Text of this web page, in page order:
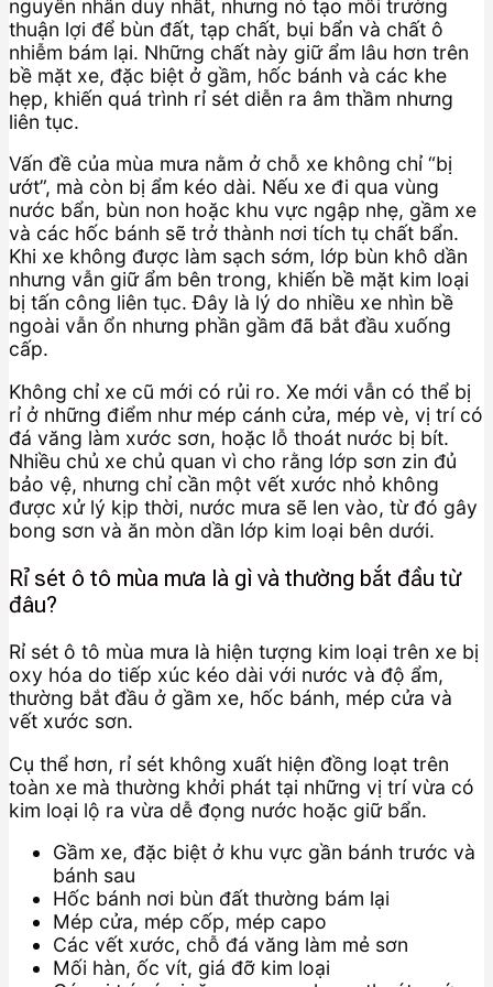
nguyên nhân duy nhất, nhưng nó tạo môi trường
thuận lợi để bùn đất, tạp chất, bụi bẩn và chất ô
nhiễm bám lại. Những chất này giữ ẩm lâu hơn trên
bề mặt xe, đặc biệt ở gầm, hốc bánh và các khe
hẹp, khiến quá trình rỉ sét diễn ra âm thầm nhưng
liên tục.
Vấn đề của mùa mưa nằm ở chỗ xe không chỉ “bị
ướt”, mà còn bị ẩm kéo dài. Nếu xe đi qua vùng
nước bẩn, bùn non hoặc khu vực ngập nhẹ, gầm xe
và các hốc bánh sẽ trở thành nơi tích tụ chất bẩn.
Khi xe không được làm sạch sớm, lớp bùn khô dần
nhưng vẫn giữ ẩm bên trong, khiến bề mặt kim loại
bị tấn công liên tục. Đây là lý do nhiều xe nhìn bề
ngoài vẫn ổn nhưng phần gầm đã bắt đầu xuống
cấp.
Không chỉ xe cũ mới có rủi ro. Xe mới vẫn có thể bị
rỉ ở những điểm như mép cánh cửa, mép vè, vị trí có
đá văng làm xước sơn, hoặc lỗ thoát nước bị bít.
Nhiều chủ xe chủ quan vì cho rằng lớp sơn zin đủ
bảo vệ, nhưng chỉ cần một vết xước nhỏ không
được xử lý kịp thời, nước mưa sẽ len vào, từ đó gây
bong sơn và ăn mòn dần lớp kim loại bên dưới.
Rỉ sét ô tô mùa mưa là gì và thường bắt đầu từ
đâu?
Rỉ sét ô tô mùa mưa là hiện tượng kim loại trên xe bị
oxy hóa do tiếp xúc kéo dài với nước và độ ẩm,
thường bắt đầu ở gầm xe, hốc bánh, mép cửa và
vết xước sơn.
Cụ thể hơn, rỉ sét không xuất hiện đồng loạt trên
toàn xe mà thường khởi phát tại những vị trí vừa có
kim loại lộ ra vừa dễ đọng nước hoặc giữ bẩn.
Gầm xe, đặc biệt ở khu vực gần bánh trước và
bánh sau
Hốc bánh nơi bùn đất thường bám lại
Mép cửa, mép cốp, mép capo
Các vết xước, chỗ đá văng làm mẻ sơn
Mối hàn, ốc vít, giá đỡ kim loại